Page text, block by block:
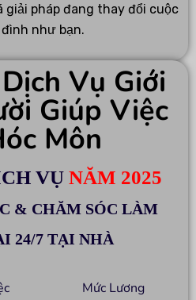
giải pháp đang thay đổi cuộc
như bạn.
Vụ Giới
Giúp Việc
Môn
VỤ NĂM 2025
& CHĂM SÓC LÀM
24/7 TẠI NHÀ
Mức Lương